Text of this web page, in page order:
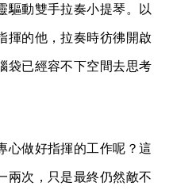
驅動雙手拉奏小提琴。以
揮的他，拉奏時彷彿開啟
袋已經容不下空間去思考
心做好指揮的工作呢？這
兩次，只是最終仍然敵不